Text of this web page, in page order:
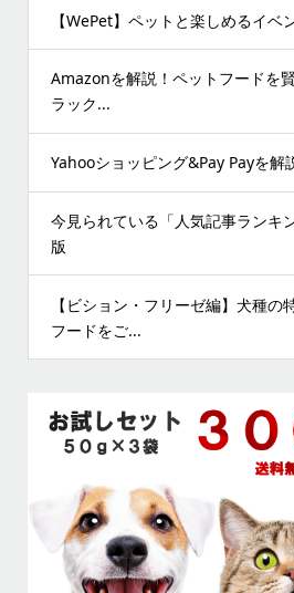
【WePet】ペットと楽しめるイベ
Amazonを解説！ペットフードを
ラック...
Yahooショッピング&Pay Payを解
今見られている「人気記事ランキ
版
【ビション・フリーゼ編】犬種の
フードをご...